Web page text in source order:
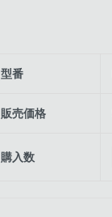
型番
販売価格
購入数